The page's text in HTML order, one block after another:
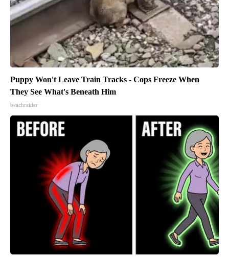
Puppy Won't Leave Train Tracks - Cops Freeze When
They See What's Beneath Him
beachraider